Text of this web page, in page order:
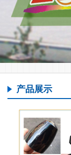
产品展示